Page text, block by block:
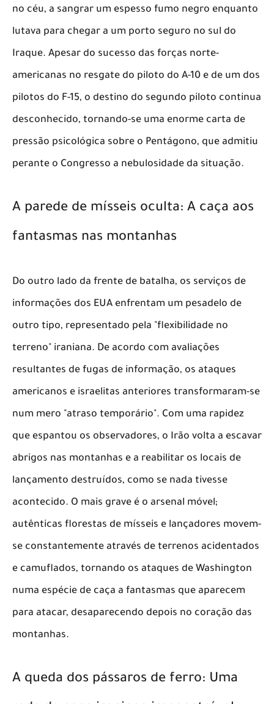
no céu, a sangrar um espesso fumo negro enquanto
lutava para chegar a um porto seguro no sul do
Iraque. Apesar do sucesso das forças norte-
americanas no resgate do piloto do A-10 e de um dos
pilotos do F-15, o destino do segundo piloto continua
desconhecido, tornando-se uma enorme carta de
pressão psicológica sobre o Pentágono, que admitiu
perante o Congresso a nebulosidade da situação.
​A parede de mísseis oculta: A caça aos
fantasmas nas montanhas
​Do outro lado da frente de batalha, os serviços de
informações dos EUA enfrentam um pesadelo de
outro tipo, representado pela "flexibilidade no
terreno" iraniana. De acordo com avaliações
resultantes de fugas de informação, os ataques
americanos e israelitas anteriores transformaram-se
num mero "atraso temporário". Com uma rapidez
que espantou os observadores, o Irão volta a escavar
abrigos nas montanhas e a reabilitar os locais de
lançamento destruídos, como se nada tivesse
acontecido. O mais grave é o arsenal móvel;
autênticas florestas de mísseis e lançadores movem-
se constantemente através de terrenos acidentados
e camuflados, tornando os ataques de Washington
numa espécie de caça a fantasmas que aparecem
para atacar, desaparecendo depois no coração das
montanhas.
​A queda dos pássaros de ferro: Uma